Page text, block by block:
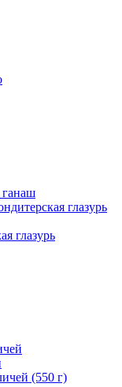
глазурь
глазурь
(550 г)